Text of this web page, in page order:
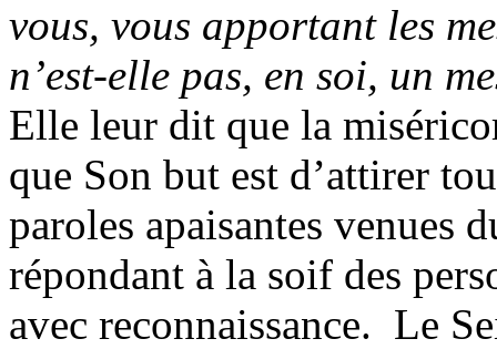
vous, vous apportant les
n’est-elle pas, en soi, un
Elle leur dit que la
que Son but est d’attirer
paroles apaisantes venues
répondant à la soif des
avec reconnaissance. Le